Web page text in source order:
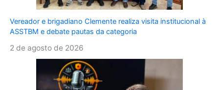
Vereador e brigadiano Clemente realiza visita institucional à
ASSTBM e debate pautas da categoria
2 de agosto de 2026